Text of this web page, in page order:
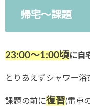
帰宅〜課題
23:00〜1:00頃に自
とりあえずシャワー浴
課題の前に復習(電車